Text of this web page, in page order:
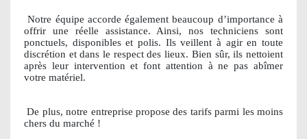
Notre équipe accorde également beaucoup d’importance à
offrir une réelle assistance. Ainsi, nos techniciens sont
ponctuels, disponibles et polis. Ils veillent à agir en toute
discrétion et dans le respect des lieux. Bien sûr, ils nettoient
après leur intervention et font attention à ne pas abîmer
votre matériel.
De plus, notre entreprise propose des tarifs parmi les moins
chers du marché !